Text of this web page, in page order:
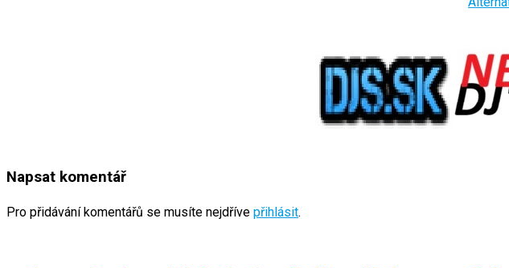
Napsat komentář
Pro přidávání komentářů se musíte nejdříve přihlásit.